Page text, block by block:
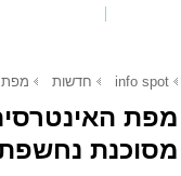
info spot חדשות מפת
מפת
מסוכנת